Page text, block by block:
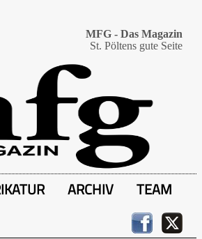
MFG - Das Magazin
St. Pöltens gute Seite
ARCHIV TEAM